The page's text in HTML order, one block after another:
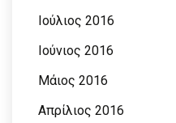
Ιούλιος 2016
Ιούνιος 2016
Μάιος 2016
Απρίλιος 2016